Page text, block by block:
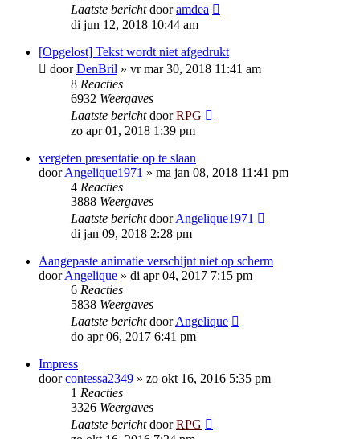
Laatste berichtdooramdea
di jun 12, 2018 10:44 am
[Opgelost] Tekst wordt niet afgedrukt
doorDenBril » vr mar 30, 2018 11:41 am
8 Reacties
6932 Weergaves
Laatste berichtdoorRPG
zo apr 01, 2018 1:39 pm
vergeten presentatie op te slaan
doorAngelique1971 » ma jan 08, 2018 11:41 pm
4 Reacties
3888 Weergaves
Laatste berichtdoorAngelique1971
di jan 09, 2018 2:28 pm
Aangepaste animatie verschijnt niet op scherm
doorAngelique » di apr 04, 2017 7:15 pm
6 Reacties
5838 Weergaves
Laatste berichtdoorAngelique
do apr 06, 2017 6:41 pm
Impress
doorcontessa2349 » zo okt 16, 2016 5:35 pm
1 Reacties
3326 Weergaves
Laatste berichtdoorRPG